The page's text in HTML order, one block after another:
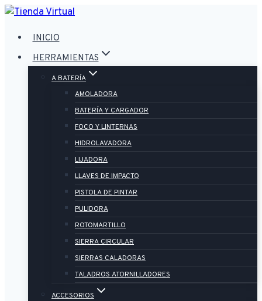
Saltar
contenido
INICIO
HERRAMIENTAS
A BATERÍA
AMOLADORA
BATERÍA Y CARGADOR
FOCO Y LINTERNAS
HIDROLAVADORA
LIJADORA
LLAVES DE IMPACTO
PISTOLA DE PINTAR
PULIDORA
ROTOMARTILLO
SIERRA CIRCULAR
SIERRAS CALADORAS
TALADROS ATORNILLADORES
ACCESORIOS